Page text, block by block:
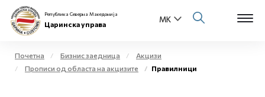
Република Северна Македонија
Царинска управа
Почетна Бизнис заедница
Акцизи
Прописи од областа на акцизите
Правилници